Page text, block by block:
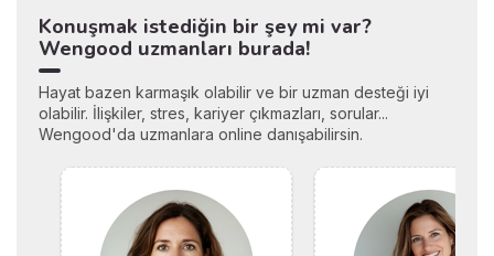
Konuşmak istediğin bir şey mi var?
Wengood uzmanları burada!
Hayat bazen karmaşık olabilir ve bir uzman desteği iyi
olabilir. İlişkiler, stres, kariyer çıkmazları, sorular...
Wengood'da uzmanlara online danışabilirsin.